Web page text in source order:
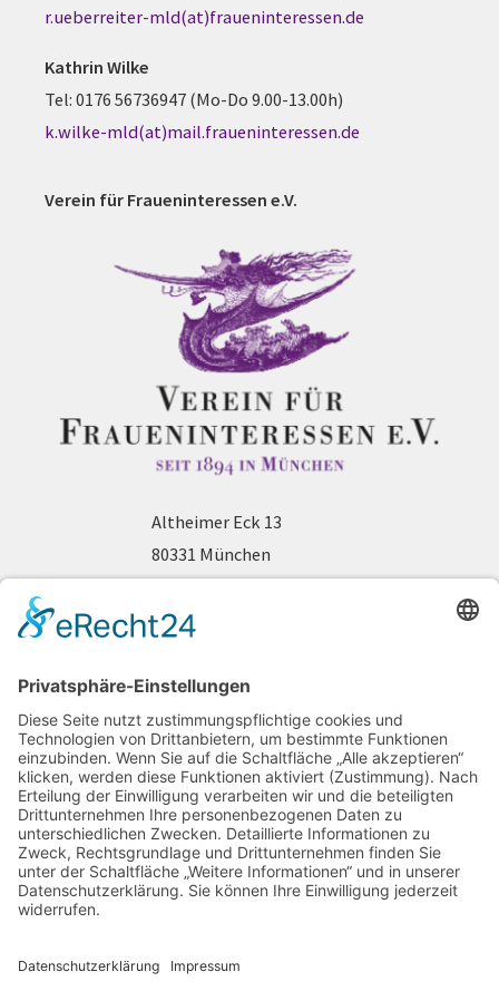
r.ueberreiter-mld(at)fraueninteressen.de
Kathrin Wilke
Tel: 0176 56736947 (Mo-Do 9.00-13.00h)
k.wilke-mld(at)mail.fraueninteressen.de
Verein für Fraueninteressen e.V.
Altheimer Eck 13
80331 München
www.fraueninteressen.de
gefördert durch: